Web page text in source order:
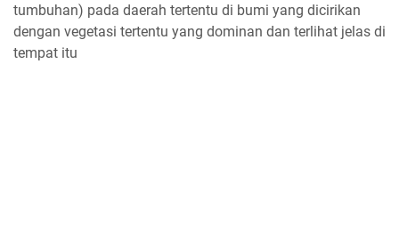
tumbuhan) pada daerah tertentu di bumi yang dicirikan
dengan vegetasi tertentu yang dominan dan terlihat jelas di
tempat itu